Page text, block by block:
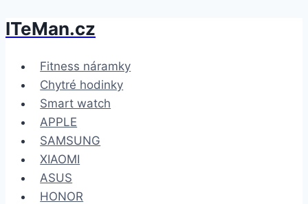
Přeskočit
obsah
ITeMan.cz
Fitness náramky
Chytré hodinky
Smart watch
APPLE
SAMSUNG
XIAOMI
ASUS
HONOR